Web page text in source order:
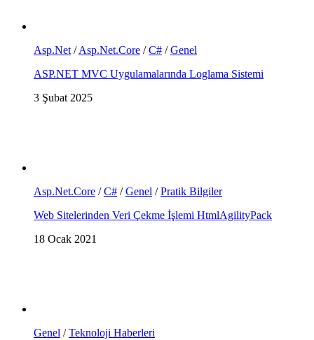
Asp.Net /Asp.Net.Core /C# /Genel
ASP.NET MVC Uygulamalarında Loglama Sistemi
3 Şubat 2025
Asp.Net.Core /C# /Genel /Pratik Bilgiler
Web Sitelerinden Veri Çekme İşlemi HtmlAgilityPack
18 Ocak 2021
Genel /Teknoloji Haberleri